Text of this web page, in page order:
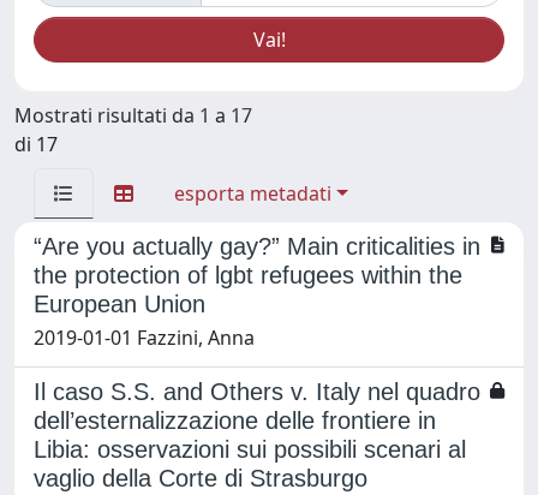
Mostrati risultati da 1 a 17
di 17
esporta metadati
“Are you actually gay?” Main criticalities in
the protection of lgbt refugees within the
European Union
2019-01-01 Fazzini, Anna
Il caso S.S. and Others v. Italy nel quadro
dell’esternalizzazione delle frontiere in
Libia: osservazioni sui possibili scenari al
vaglio della Corte di Strasburgo